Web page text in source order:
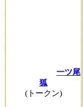
一ツ尾
狐
(トークン)